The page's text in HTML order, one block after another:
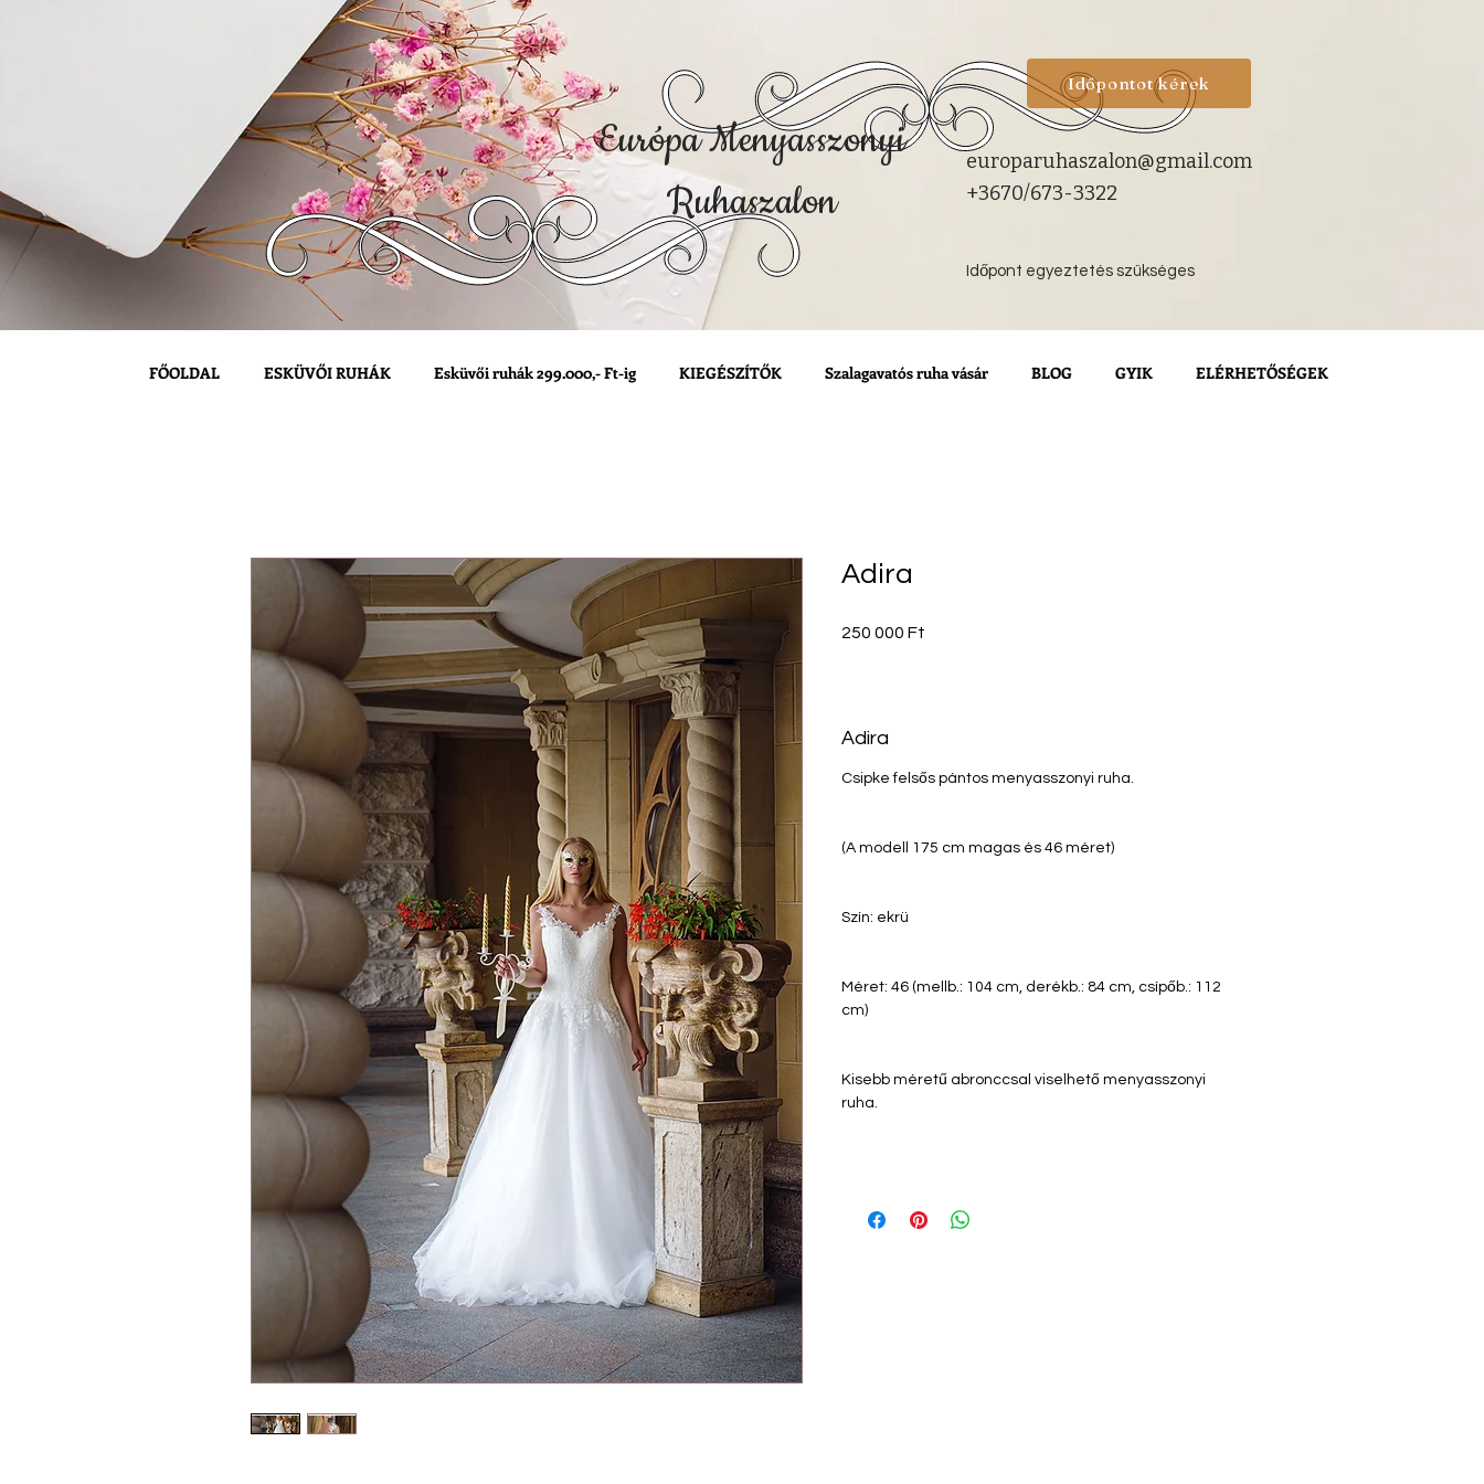
europaruhaszalon@gmail.com
+3670/673-3322
Időpont egyeztetés szükséges
Európa Menyasszonyi
Ruhaszalon
Időpontot kérek
FŐOLDAL ESKÜVŐI RUHÁK Esküvői ruhák 299.000,- Ft-ig KIEGÉSZÍTŐK Szalagavatós ruha vásár BLOG GYIK ELÉRHETŐSÉGEK
Adira
250 000 Ft
Adira
Csipke felsős pántos menyasszonyi ruha.
(A modell 175 cm magas és 46 méret)
Szín: ekrü
Méret: 46 (mellb.: 104 cm, derékb.: 84 cm, csípőb.: 112
cm)
Kisebb méretű abronccsal viselhető menyasszonyi
ruha.